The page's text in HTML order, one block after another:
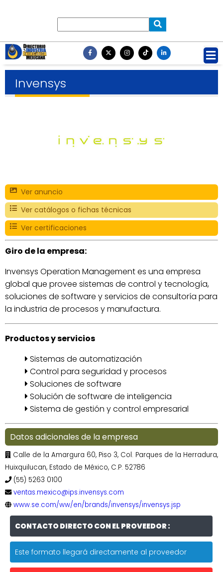
Invensys
Ver anuncio
Ver catálogos o fichas técnicas
Ver certificaciones
Giro de la empresa:
Invensys Operation Management es una empresa
global que provee sistemas de control y tecnología,
soluciones de software y servicios de consultoría para
la industria de procesos y manufactura.
Productos y servicios
Sistemas de automatización
Control para seguridad y procesos
Soluciones de software
Solución de software de inteligencia
Sistema de gestión y control empresarial
Datos adicionales de la empresa
Calle de la Amargura 60, Piso 3, Col. Parques de la Herradura,
Huixquilucan, Estado de México, C.P. 52786
(55) 5263 0100
ventas.mexico@ips.invensys.com
www.se.com/ww/en/brands/invensys/invensys.jsp
CONTACTO DIRECTO CON EL PROVEEDOR :
Este formato llegará directamente al proveedor